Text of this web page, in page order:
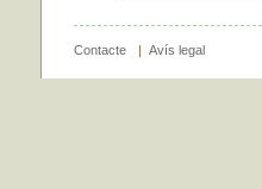
Contacte Avís legal